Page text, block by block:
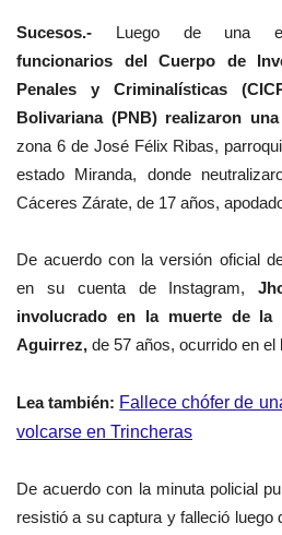
Sucesos.- Luego de una
funcionarios del Cuerpo de
Penales y Criminalísticas
Bolivariana (PNB) realizaron
zona 6 de José Félix Ribas,
estado Miranda, donde
Cáceres Zárate, de 17 años,
De acuerdo con la versión oficial
en su cuenta de Instagram,
involucrado en la muerte de la
Aguirrez, de 57 años, ocurrido en
Lea también: Fallece chófer de
volcarse en Trincheras
De acuerdo con la minuta policial
resistió a su captura y falleció luego